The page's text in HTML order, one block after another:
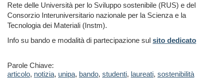
Rete delle Università per lo Sviluppo sostenibile (RUS) e del
Consorzio Interuniversitario nazionale per la Scienza e la
Tecnologia dei Materiali (Instm).
Info su bando e modalità di partecipazione sul sito dedicato
Parole Chiave:
articolo, notizia, unipa, bando, studenti, laureati, sostenibilità